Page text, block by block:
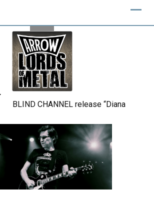
BLIND CHANNEL release “Diana” / “No